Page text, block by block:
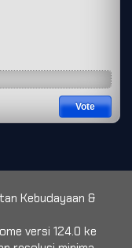
Kebudayaan &
versi 124.0 ke